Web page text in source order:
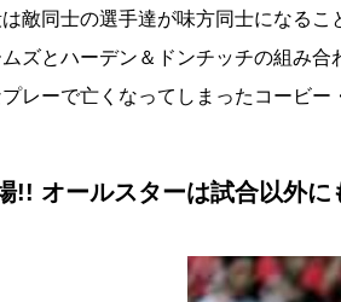
敵同士の選手達が味方同士になる
ズとハーデン＆ドンチッチの組み
レーで亡くなってしまったコービ
!! オールスターは試合以外